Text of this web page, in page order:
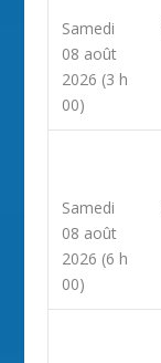
Samedi
08 août
2026 (3 h
00)
Samedi
08 août
2026 (6 h
00)